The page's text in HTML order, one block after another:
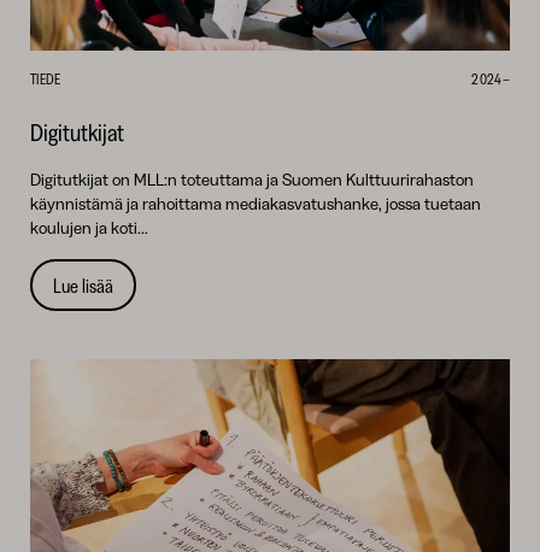
TIEDE 2024–
Digitutkijat
Digitutkijat on MLL:n toteuttama ja Suomen Kulttuurirahaston
käynnistämä ja rahoittama mediakasvatushanke, jossa tuetaan
koulujen ja koti...
Lue lisää